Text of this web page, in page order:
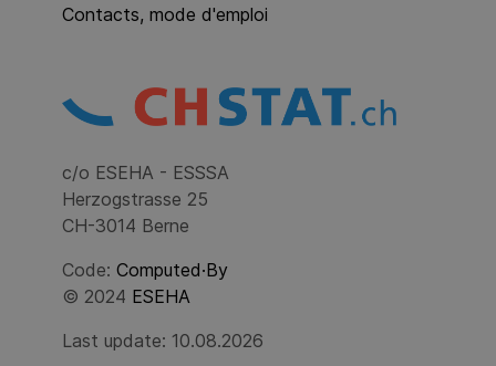
Contacts, mode d'emploi
c/o ESEHA - ESSSA
Herzogstrasse 25
CH-3014 Berne
Code: Computed·By
© 2024 ESEHA
Last update: 10.08.2026